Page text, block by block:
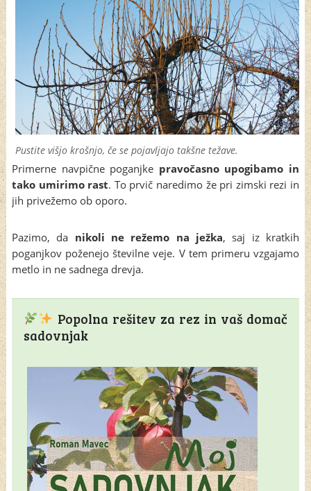
Pustite višjo krošnjo, če se pojavljajo takšne težave.
Primerne navpične poganjke pravočasno upogibamo in
tako umirimo rast. To prvič naredimo že pri zimski rezi in
jih privežemo ob oporo.
Pazimo, da nikoli ne režemo na ježka, saj iz kratkih
poganjkov poženejo številne veje. V tem primeru vzgajamo
metlo in ne sadnega drevja.
Popolna rešitev za rez in vaš domač
sadovnjak